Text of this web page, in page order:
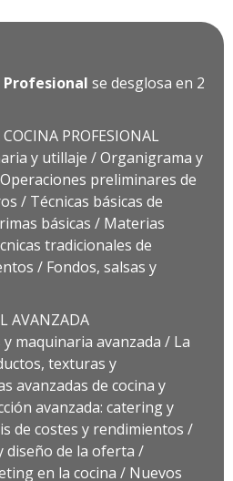
Profesional se desglosa en 2
PROFESIONAL
y utillaje / Organigrama y
preliminares de
/ Técnicas básicas de
básicas / Materias
tradicionales de
/ Fondos, salsas y
AVANZADA
maquinaria avanzada / La
texturas y
avanzadas de cocina y
avanzada: catering y
/
diseño de la oferta /
en la cocina / Nuevos